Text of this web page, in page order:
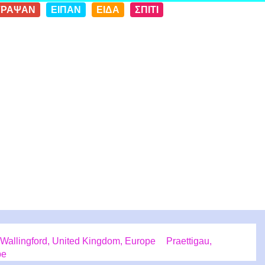
ΕΙΠΑΝ ΕΙΔΑ ΣΠΙΤΙ
Wallingford, United Kingdom, Europe
Praettigau,